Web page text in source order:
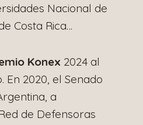
Nacional de
Costa Rica…
Konex 2024 al
En 2020, el Senado
a
de Defensoras